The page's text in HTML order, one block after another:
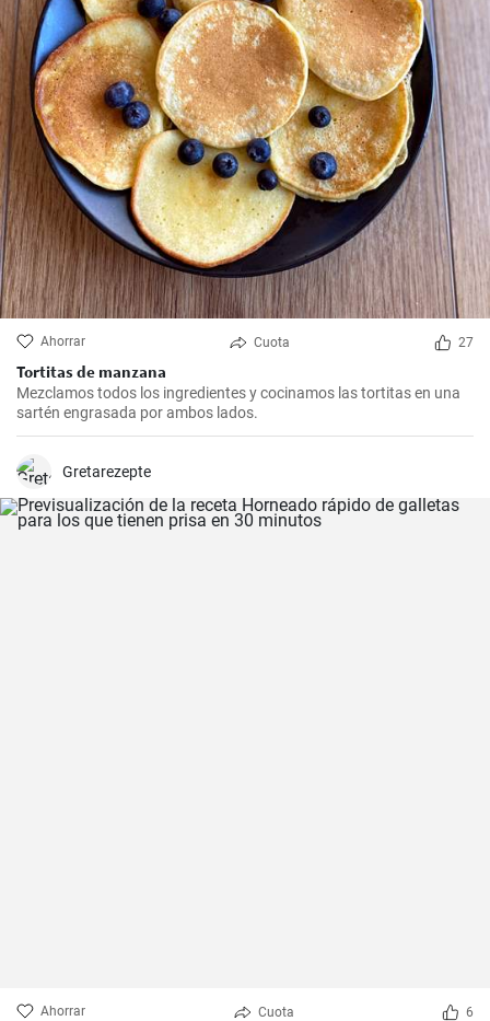
Ahorrar Cuota 27
Tortitas de manzana
Mezclamos todos los ingredientes y cocinamos las tortitas en una
sartén engrasada por ambos lados.
Gretarezepte
Ahorrar Cuota 6